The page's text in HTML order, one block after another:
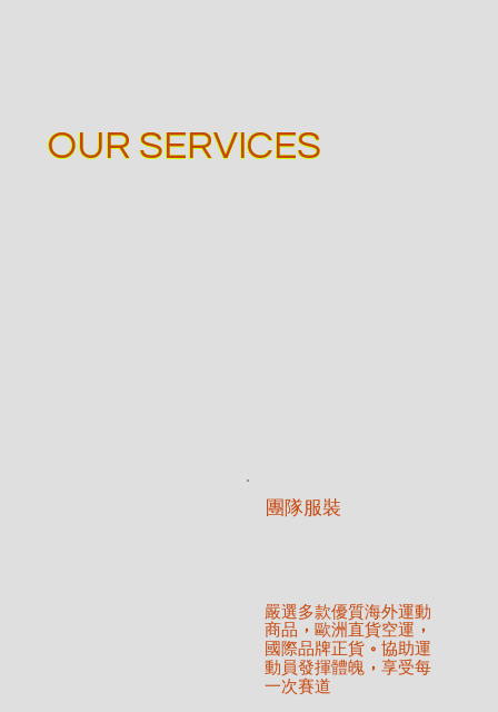
OUR SERVICES
​團隊服裝
嚴選多款優質海外運動
商品 ， 歐洲直貨空運 ，
國際品牌正貨。 協助運
動員發揮體魄， 享受每
一次賽道